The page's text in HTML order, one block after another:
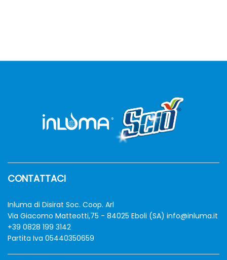
CONTATTACI
Inluma di Disirat Soc. Coop. Arl
Via Giacomo Matteotti,75 - 84025 Eboli (SA) info@inluma.it
+39 0828 199 3142
Partita Iva 05440350659